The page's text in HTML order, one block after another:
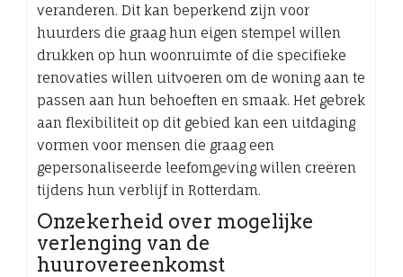
veranderen. Dit kan beperkend zijn voor
huurders die graag hun eigen stempel willen
drukken op hun woonruimte of die specifieke
renovaties willen uitvoeren om de woning aan te
passen aan hun behoeften en smaak. Het gebrek
aan flexibiliteit op dit gebied kan een uitdaging
vormen voor mensen die graag een
gepersonaliseerde leefomgeving willen creëren
tijdens hun verblijf in Rotterdam.
Onzekerheid over mogelijke
verlenging van de
huurovereenkomst